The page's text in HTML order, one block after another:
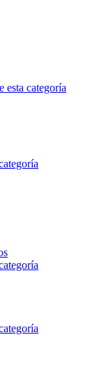
esta categoría